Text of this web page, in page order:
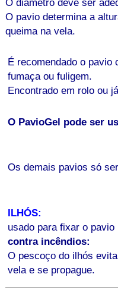
O pavio determina a
queima na vela.
É recomendado o pavio
fumaça ou fuligem.
Encontrado em rolo ou
O PavioGel pode ser
Os demais pavios só
ILHÓS:
usado para fixar o
contra incêndios:
O pescoço do ilhós
vela e se propague.